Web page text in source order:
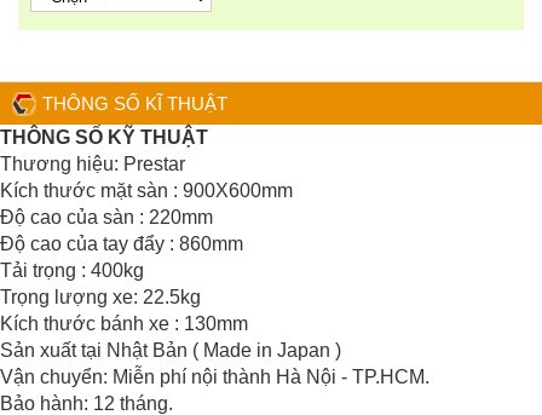
THÔNG SỐ KĨ THUẬT
THÔNG SỐ KỸ THUẬT
Thương hiệu: Prestar
Kích thước mặt sàn : 900X600mm
Độ cao của sàn : 220mm
Độ cao của tay đẩy : 860mm
Tải trọng : 400kg
Trọng lượng xe: 22.5kg
Kích thước bánh xe : 130mm
Sản xuất tại Nhật Bản ( Made in Japan )
Vận chuyển: Miễn phí nội thành Hà Nội - TP.HCM.
Bảo hành: 12 tháng.